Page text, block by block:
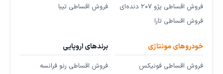
فروش اقساطی پژو ۲۰۷ دنده‌ای
فروش اقساطی تارا
فروش اقساطی تیبا
خودروهای مونتاژی
فروش اقساطی فونیکس
برندهای اروپایی
فروش اقساطی رنو فرانسه